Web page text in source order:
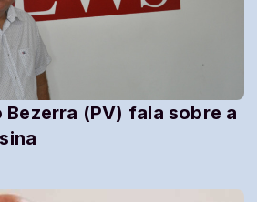
Bezerra (PV) fala sobre a